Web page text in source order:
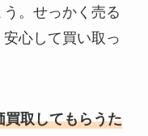
。せっかく売る
心して買い取っ
買取してもらうた